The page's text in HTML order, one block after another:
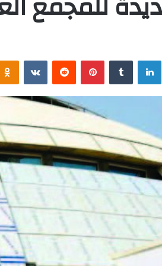
لينكدإن ‏Tumblr بينتيريست
‏Reddit
‏VKontakte